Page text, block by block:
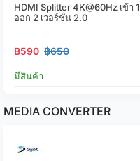
HDMI Splitter 4K@60Hz เข้า 1
ออก 2 เวอร์ชั่น 2.0
฿590 ฿650
มีสินค้า
MEDIA CONVERTER